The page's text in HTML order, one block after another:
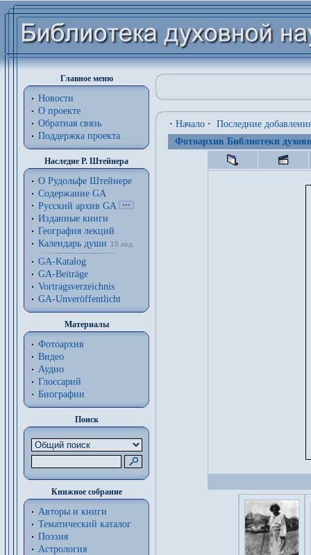
Главное меню
Новости
О проекте
Обратная связь
Поддержка проекта
Наследие Р. Штейнера
О Рудольфе Штейнере
Содержание GA
Русский архив GA
Изданные книги
География лекций
Календарь души
18 нед.
GA-Katalog
GA-Beiträge
Vortragsverzeichnis
GA-Unveröffentlicht
Материалы
Фотоархив
Видео
Аудио
Глоссарий
Биографии
Поиск
Книжное собрание
Авторы и книги
Тематический каталог
Поэзия
Астрология
· Начало · Последние
Фотоархив Библиотеки